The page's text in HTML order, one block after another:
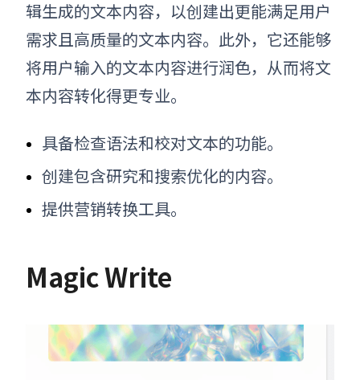
辑生成的文本内容，以创建出更能满足用户
需求且高质量的文本内容。此外，它还能够
将用户输入的文本内容进行润色，从而将文
本内容转化得更专业。
具备检查语法和校对文本的功能。
创建包含研究和搜索优化的内容。
提供营销转换工具。
Magic Write